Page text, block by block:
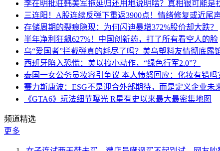
李在明批驻韩美军拖延归还用地说明啥？真相很可能是
三连阳！A股连续反弹下重返3900点！情绪修复或近尾
存储周期的裂痕隐现：为何闪迪暴增372%股价却大跌？
半年净利狂飙627%！中国创新药，打了所有看空人的脸
乌“爱国者”拦截弹真的耗尽了吗？美乌塑料友情彻底露
西班牙陷入恐慌：美以搞小动作，“绿色行军2.0”？
泰国一女公务员妆容引争议 本人愤怒回应：化妆有错吗
赛力斯康波：ESG不是迎合外部期待，而是定义企业未
《GTA6》玩法细节曝光 R星有史以来最大最密集地图
频道精选
更多